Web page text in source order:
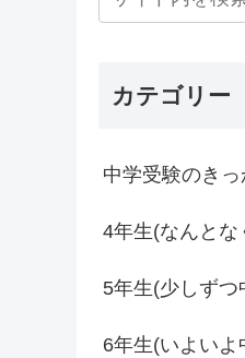
カテゴリー
中学受験のきっ
4年生(なんとな
5年生(少しずつ
6年生(いよい